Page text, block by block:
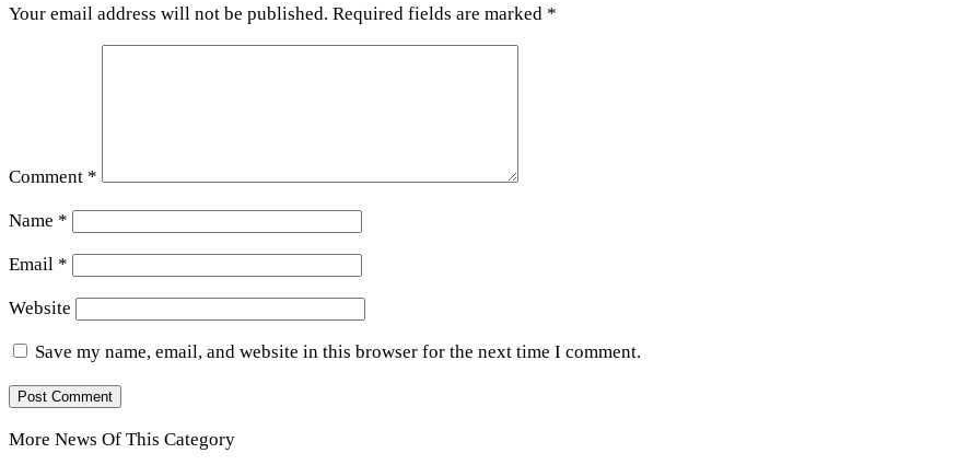
Your email address will not be published. Required fields are marked *
Comment *
Name *
Email *
Website
Save my name, email, and website in this browser for the next time I comment.
More News Of This Category